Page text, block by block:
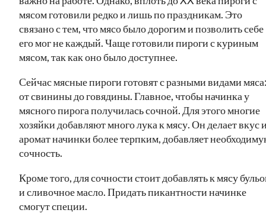
мясом готовили редко и лишь по праздникам. Это
связано с тем, что мясо было дорогим и позволить себе
его мог не каждый. Чаще готовили пироги с куриным
мясом, так как оно было доступнее.
Сейчас мясные пироги готовят с разными видами
от свинины до говядины. Главное, чтобы начинка у
мясного пирога получилась сочной. Для этого многие
хозяйки добавляют много лука к мясу. Он делает вкус
аромат начинки более терпким, добавляет
сочность.
Кроме того, для сочности стоит добавлять к мясу
и сливочное масло. Придать пикантности начинке
смогут специи.